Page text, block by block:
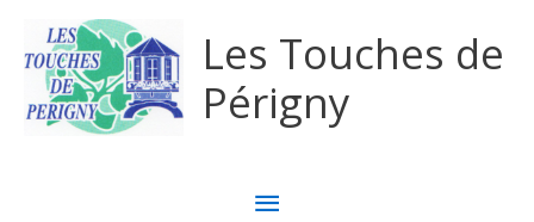
Les Touches de
Périgny
MENU